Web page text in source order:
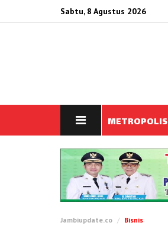
Sabtu, 8 Agustus 2026
METROPOLIS
Jambiupdate.co Bisnis